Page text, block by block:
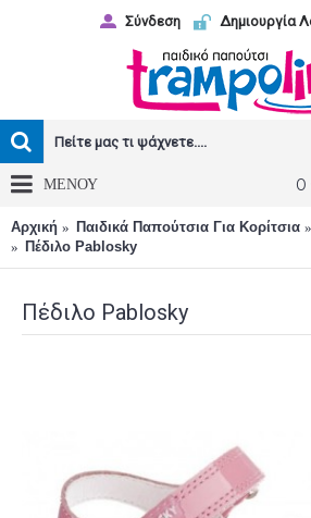
Σύνδεση Δημιουργία
0
ΜΕΝΟΥ
Αρχική Παιδικά Παπούτσια Για Κορίτσια
Πέδιλο Pablosky
Πέδιλο Pablosky